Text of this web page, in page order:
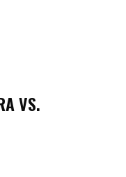
VS.